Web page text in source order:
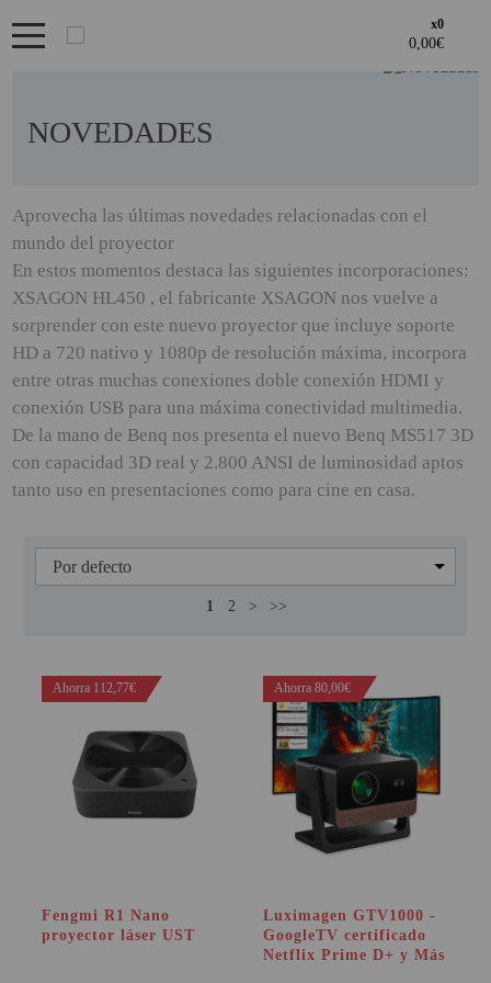
PRODUCTOS DESTACADOS
LOS + VENDIDOS
GAMING Y RETRO
GENERADORES PORTÁTILES
NOVEDADES
NUESTRAS MARCAS
PANDORA BOX
PANTALLAS DE
PROYECCION ALR
PHOTO BOOTH 360
PIZARRAS INTERACTIVAS
PROYECTOR CON TDT
PROYECTOR CON WIFI
PROYECTOR DE LED
PROYECTOR DE TIRO
PROYECTOR PARA
YA SOY CLIENTE
Recordarme
ENTRAR
Regístrate en un momento
Creando una cuenta en proyectorbarato.com podrás realizar tus
pedidos cómodamente, consultar el estado de tus pedidos y
operaciones realizadas con anterioridad.
contactarnos al 951102122, estaremos encantados de atenderte.
REGISTRO CLIENTE
ÁREA DE CLIENTES
· Regístrate y aprovecha los descuentos y ventajas de ser
Profesional del sector.
· Unete a nuestra familia de profesionales, y aprovecha nuestras
tarifas.
REGISTRO PROFESIONAL
x0
NOVEDADES
Aprovecha las últimas novedades relacionadas con el
mundo del proyector
En estos momentos destaca las siguientes incorporaciones:
XSAGON HL450 , el fabricante XSAGON nos vuelve a
sorprender con este nuevo proyector que incluye soporte
HD a 720 nativo y 1080p de resolución máxima, incorpora
entre otras muchas conexiones doble conexión HDMI y
conexión USB para una máxima conectividad multimedia.
De la mano de Benq nos presenta el nuevo Benq MS517 3D
con capacidad 3D real y 2.800 ANSI de luminosidad aptos
tanto uso en presentaciones como para cine en casa.
1 2 > >>
Ahorra 112,77€
Fengmi R1 Nano
proyector láser UST
Ahorra 80,00€
Luximagen GTV1000 -
GoogleTV certificado
Netflix Prime D+ y Más